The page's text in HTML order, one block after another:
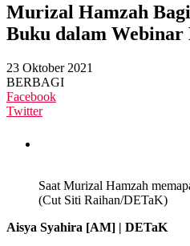
Murizal Hamzah
Buku dalam Webinar
23 Oktober 2021
BERBAGI
Facebook
Twitter
Saat Murizal Hamzah
(Cut Siti Raihan/DETaK)
Aisya Syahira [AM] | DETaK